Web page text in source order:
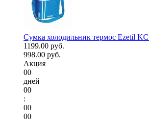
Сумка холодильник термос Ezetil
1199.00 руб.
998.00 руб.
Акция
00
дней
00
:
00
00